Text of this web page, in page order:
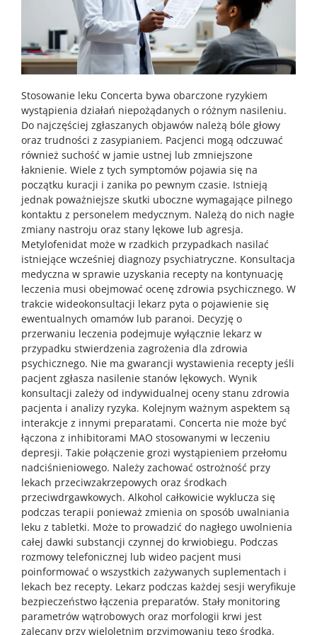
Stosowanie leku Concerta bywa obarczone ryzykiem
wystąpienia działań niepożądanych o różnym nasileniu.
Do najczęściej zgłaszanych objawów należą bóle głowy
oraz trudności z zasypianiem. Pacjenci mogą odczuwać
również suchość w jamie ustnej lub zmniejszone
łaknienie. Wiele z tych symptomów pojawia się na
początku kuracji i zanika po pewnym czasie. Istnieją
jednak poważniejsze skutki uboczne wymagające pilnego
kontaktu z personelem medycznym. Należą do nich nagłe
zmiany nastroju oraz stany lękowe lub agresja.
Metylofenidat może w rzadkich przypadkach nasilać
istniejące wcześniej diagnozy psychiatryczne. Konsultacja
medyczna w sprawie uzyskania recepty na kontynuację
leczenia musi obejmować ocenę zdrowia psychicznego. W
trakcie wideokonsultacji lekarz pyta o pojawienie się
ewentualnych omamów lub paranoi. Decyzję o
przerwaniu leczenia podejmuje wyłącznie lekarz w
przypadku stwierdzenia zagrożenia dla zdrowia
psychicznego. Nie ma gwarancji wystawienia recepty jeśli
pacjent zgłasza nasilenie stanów lękowych. Wynik
konsultacji zależy od indywidualnej oceny stanu zdrowia
pacjenta i analizy ryzyka. Kolejnym ważnym aspektem są
interakcje z innymi preparatami. Concerta nie może być
łączona z inhibitorami MAO stosowanymi w leczeniu
depresji. Takie połączenie grozi wystąpieniem przełomu
nadciśnieniowego. Należy zachować ostrożność przy
lekach przeciwzakrzepowych oraz środkach
przeciwdrgawkowych. Alkohol całkowicie wyklucza się
podczas terapii ponieważ zmienia on sposób uwalniania
leku z tabletki. Może to prowadzić do nagłego uwolnienia
całej dawki substancji czynnej do krwiobiegu. Podczas
rozmowy telefonicznej lub wideo pacjent musi
poinformować o wszystkich zażywanych suplementach i
lekach bez recepty. Lekarz podczas każdej sesji weryfikuje
bezpieczeństwo łączenia preparatów. Stały monitoring
parametrów wątrobowych oraz morfologii krwi jest
zalecany przy wieloletnim przyjmowaniu tego środka.